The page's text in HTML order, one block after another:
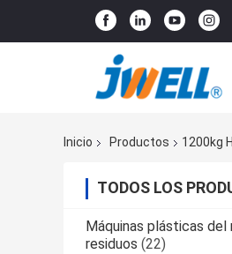
Inicio
Productos 1200kg
TODOS LOS
Máquinas plásticas del
residuos (22)